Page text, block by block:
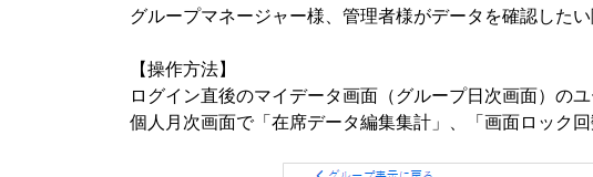
グループマネージャー様、管理者様がデータを確認したい
【操作方法】
ログイン直後のマイデータ画面（グループ日次画面）の
個人月次画面で「在席データ編集集計」、「画面ロック